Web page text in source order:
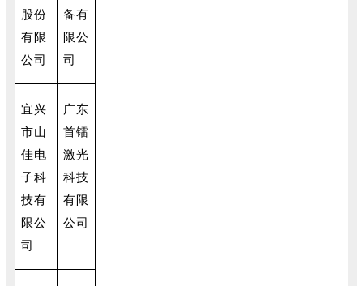
股份
有限
公司
备有
限公
司
宜兴
市山
佳电
子科
技有
限公
司
广东
首镭
激光
科技
有限
公司